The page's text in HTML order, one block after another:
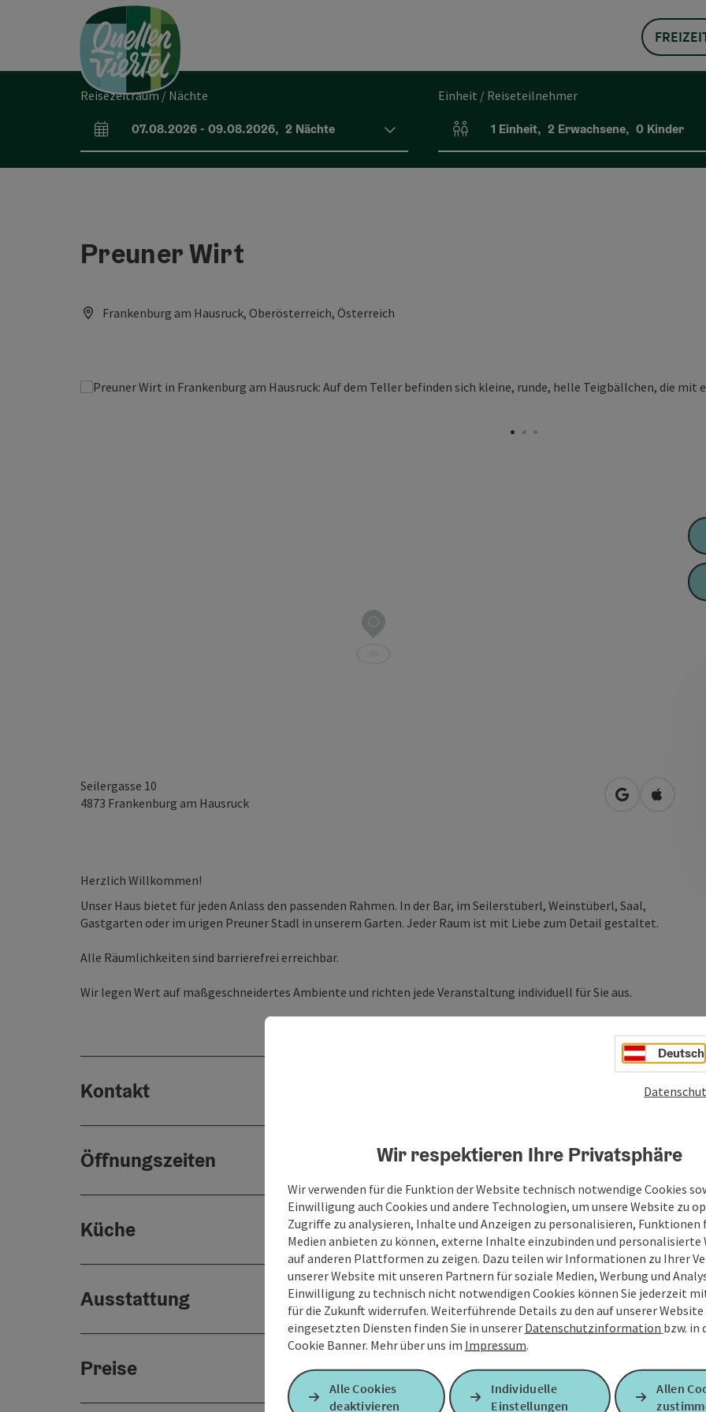
Zum InhaltAccesskey
[0]
Zur NavigationAccesskey
Zum Seitenanfang Accesskey
Reisezeitraum / Nächte
An- und Abreisefelder
07.08.2026- 09.08.2026, 2 Nächte
Einheit / Reiseteilnehmer
Einheitenanzahl und Personenfelder
1 Einheit, 2 Erwachsene, 0 Kinder
Preuner Wirt
Frankenburg am Hausruck, Oberösterreich, Österreich
Seilergasse 10
4873 Frankenburg am Hausruck in Googlein Apple
Herzlich Willkommen!
Unser Haus bietet für jeden Anlass den passenden Rahmen. In der Bar, im Seilerstüberl, Weinstüberl, Saal,
Gastgarten oder im urigen Preuner Stadl in unserem Garten. Jeder Raum ist mit Liebe zum Detail gestaltet.
Alle Räumlichkeiten sind barrierefrei erreichbar.
Wir legen Wert auf maßgeschneidertes Ambiente und richten jede Veranstaltung individuell für Sie aus.
Kontakt
Öffnungszeiten
Küche
Ausstattung
Preise
Deutsch
Wir respektieren Ihre Privatsphäre
Wir verwenden für die Funktion der Website technisch notwendige Cookies
Einwilligung auch Cookies und andere Technologien, um unsere Website zu
Zugriffe zu analysieren, Inhalte und Anzeigen zu personalisieren, Funktionen
Medien anbieten zu können, externe Inhalte einzubinden und personalisierte
auf anderen Plattformen zu zeigen. Dazu teilen wir Informationen zu Ihrer
unserer Website mit unseren Partnern für soziale Medien, Werbung und
Einwilligung zu technisch nicht notwendigen Cookies können Sie jederzeit
für die Zukunft widerrufen. Weiterführende Details zu den auf unserer Website
eingesetzten Diensten finden Sie in unserer Datenschutzinformation bzw. in
Cookie Banner. Mehr über uns im Impressum.
Alle Cookies
deaktivieren
Individuelle
Einstellungen
Allen